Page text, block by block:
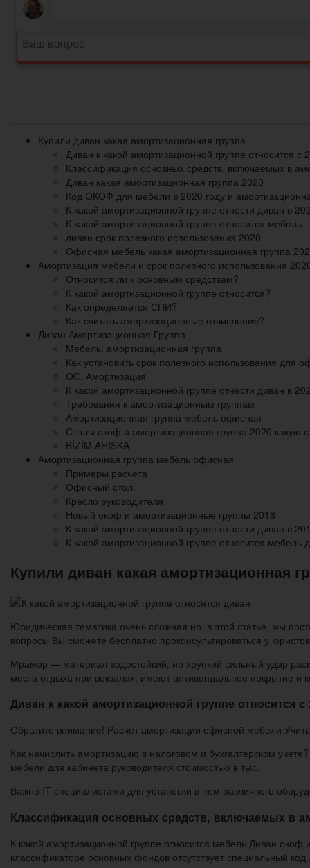
Купили диван какая амортизационная группа
Диван к какой амортизационной группе относится с
Классификация основных средств, включаемых в
Диван какая амортизационная группа 2020
Код ОКОФ для мебели в 2020 году и
К какой амортизационной группе отнести диван в
К какой амортизационной группе относится мебель
диван срок полезного использования 2020
Офисная мебель какая амортизационная группа
Амортизация мебели и срок полезного использования
Относится ли к основным средствам?
К какой амортизационной группе относится?
Как определяется СПИ?
Как считать амортизационные отчисления?
Диван Амортизационная Группа
Мебель: амортизационная группа
Как установить срок полезного использования
ОС, Амортизация
К какой амортизационной группе отнести диван в
Требования к амортизационным группам
Амортизационная группа мебель офисная
Столы окоф и амортизационная группа 2020 какую
BİZİM AHISKA
Амортизационная группа мебель офисная
Примеры расчета
Офисный стол
Кресло руководителя
Новый окоф и амортизационные группы 2018
К какой амортизационной группе отнести диван в
К какой амортизационной группе относится мебель
Купили диван какая амортизационная
Юридическая тематика очень сложная но, в этой статье, мы
вопросы Вы сможете бесплатно проконсультироваться у
Мрамор — материал водостойкий, но хрупкий сильный удар
места отдыха при вокзалах, имеют антивандальное покрытие и
Диван к какой амортизационной группе относится с
Обратите внимание! Расчет амортизации офисной мебели
Как начислить амортизацию в налоговом и бухгалтерском
мебели для кабинета руководителя стоимостью в тыс.
Важно IT-специалистами для установки в нем различного
Классификация основных средств, включаемых в
К какой амортизационной группе относится мебель Диван
классификаторе основных фондов отсутствует специальный